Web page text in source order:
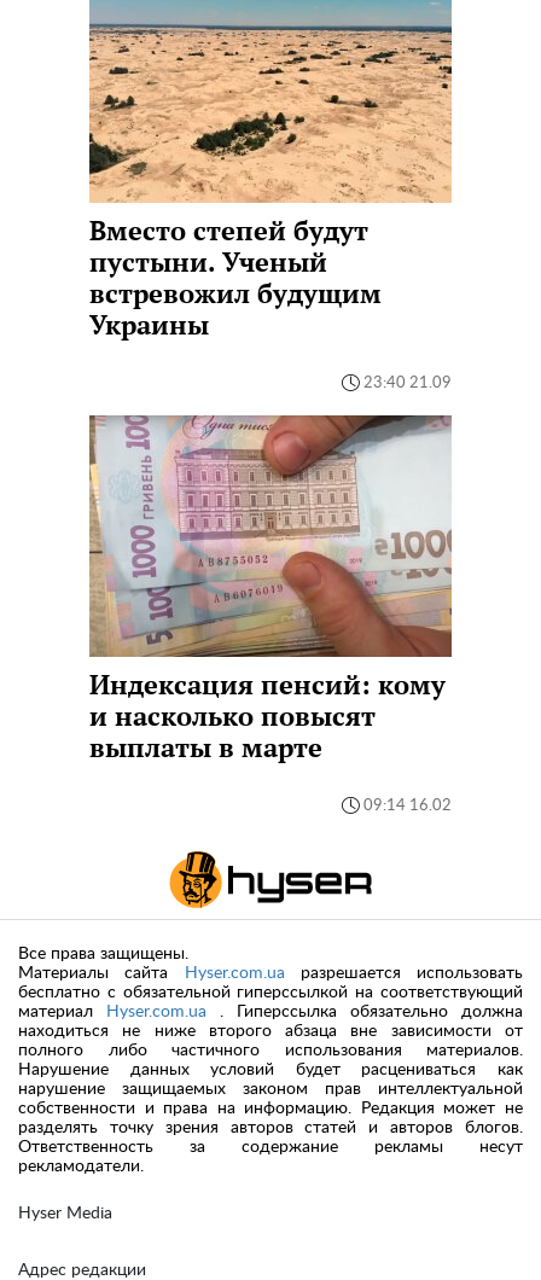
Вместо степей будут
пустыни. Ученый
встревожил будущим
Украины
23:40 21.09
Индексация пенсий: кому
и насколько повысят
выплаты в марте
09:14 16.02
Hyser Media
Адрес редакции
Все права защищены.
Материалы сайта
Hyser.com.ua разрешается использовать
бесплатно с обязательной гиперссылкой на соответствующий
материал
Hyser.com.ua . Гиперссылка обязательно должна
находиться не ниже второго абзаца вне зависимости от
полного либо частичного использования материалов.
Нарушение данных условий будет расцениваться как
нарушение защищаемых законом прав интеллектуальной
собственности и права на информацию. Редакция может не
разделять точку зрения авторов статей и авторов блогов.
Ответственность за содержание рекламы несут
рекламодатели.